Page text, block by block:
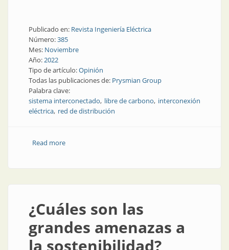
Publicado en: Revista Ingeniería Eléctrica
Número:385
Mes: Noviembre
Año:2022
Tipo de artículo:Opinión
Todas las publicaciones de: Prysmian Group
Palabra clave:
sistema interconectado libre de carbono interconexión
eléctrica red de distribución
Read moreabout Un mercado eléctrico europeo integrado a
¿Cuáles son las
grandes amenazas a
la sostenibilidad?